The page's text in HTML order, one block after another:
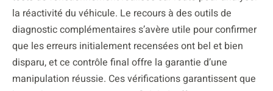
la réactivité du véhicule. Le recours à des outils de
diagnostic complémentaires s’avère utile pour confirmer
que les erreurs initialement recensées ont bel et bien
disparu, et ce contrôle final offre la garantie d’une
manipulation réussie. Ces vérifications garantissent que